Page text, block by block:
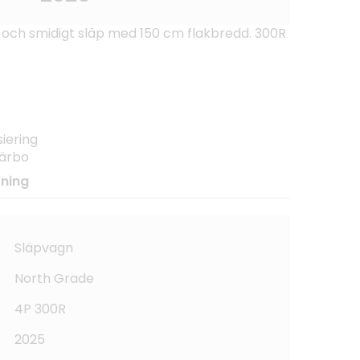
smidigt släp med 150 cm flakbredd. 300R
Släpvagn
North Grade
4P 300R
2025